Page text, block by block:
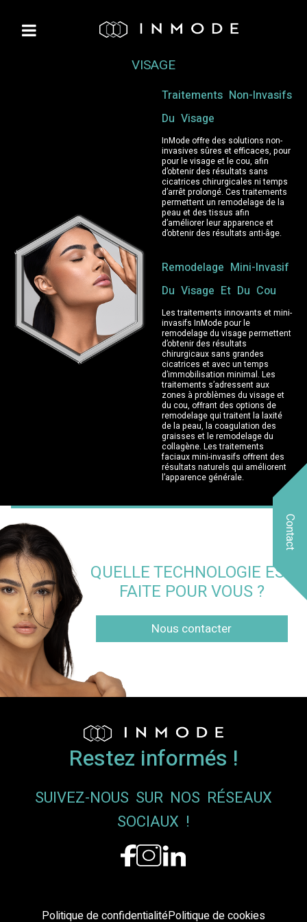
VISAGE
Traitements Non-Invasifs
Du Visage
InMode offre des solutions non-
invasives sûres et efficaces, pour
pour le visage et le cou, afin
d’obtenir des résultats sans
cicatrices chirurgicales ni temps
d’arrêt prolongé. Ces traitements
permettent un remodelage de la
peau et des tissus afin
d’améliorer leur apparence et
d’obtenir des résultats anti-âge.
Remodelage Mini-Invasif
Du Visage Et Du Cou
Les traitements innovants et mini-
invasifs InMode pour le
remodelage du visage permettent
d’obtenir des résultats
chirurgicaux sans grandes
cicatrices et avec un temps
d’immobilisation minimal. Les
traitements s’adressent aux
zones à problèmes du visage et
du cou, offrant des options de
remodelage qui traitent la laxité
de la peau, la coagulation des
graisses et le remodelage du
collagène. Les traitements
faciaux mini-invasifs offrent des
résultats naturels qui améliorent
l’apparence générale.
QUELLE TECHNOLOGIE EST
FAITE POUR VOUS ?
Nous contacter
Contact
Restez informés !
SUIVEZ-NOUS SUR NOS RÉSEAUX
SOCIAUX !
Politique de confidentialitéPolitique de cookies